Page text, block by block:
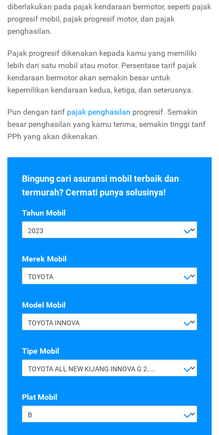
diberlakukan pada pajak kendaraan bermotor, seperti pajak
progresif mobil, pajak progresif motor, dan pajak
penghasilan.
Pajak progresif dikenakan kepada kamu yang memiliki
lebih dari satu mobil atau motor. Persentase tarif pajak
kendaraan bermotor akan semakin besar untuk
kepemilikan kendaraan kedua, ketiga, dan seterusnya.
Pun dengan tarif pajak penghasilan progresif. Semakin
besar penghasilan yang kamu terima, semakin tinggi tarif
PPh yang akan dikenakan.
Bingung cari asuransi mobil terbaik dan
termurah? Cermati punya solusinya!
Tahun Mobil
2023
Merek Mobil
TOYOTA
Model Mobil
TOYOTA INNOVA
Tipe Mobil
TOYOTA ALL NEW KIJANG INNOVA G 2.4 A/T DIESEL
Plat Mobil
B